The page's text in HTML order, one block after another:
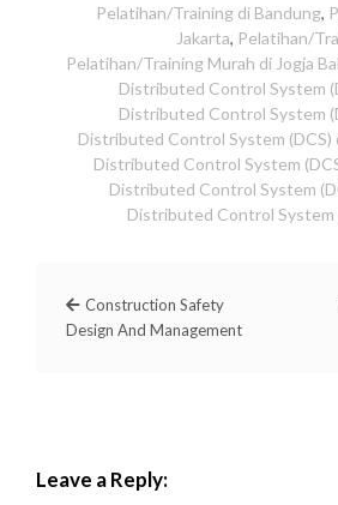
Pelatihan/Training di Bandung,
Jakarta, Pelatihan/
Pelatihan/Training Murah di Jogja
Distributed Control System
Distributed Control System
Distributed Control System (DCS)
Distributed Control System
Distributed Control System
Distributed Control System
Construction Safety
Design And Management
Leave a Reply: